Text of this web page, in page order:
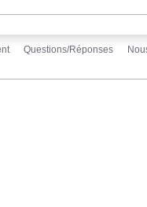
Questions/Réponses